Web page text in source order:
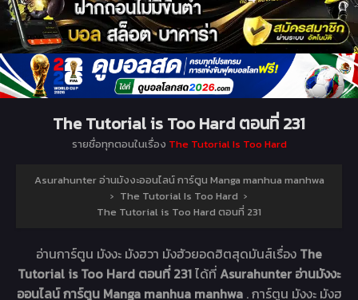
The Tutorial is Too Hard ตอนที่ 231
รายชื่อทุกตอนในเรื่อง The Tutorial Is Too Hard
Asurahunter อ่านมังงะออนไลน์ การ์ตูน Manga manhua manhwa
› The Tutorial Is Too Hard ›
The Tutorial is Too Hard ตอนที่ 231
อ่านการ์ตูน มังงะ มังฮวา มังฮัวยอดฮิตสุดมันส์เรื่อง The
Tutorial is Too Hard ตอนที่ 231ได้ที่Asurahunter อ่านมังงะ
ออนไลน์ การ์ตูน Manga manhua manhwa . การ์ตูน มังงะ มังฮ